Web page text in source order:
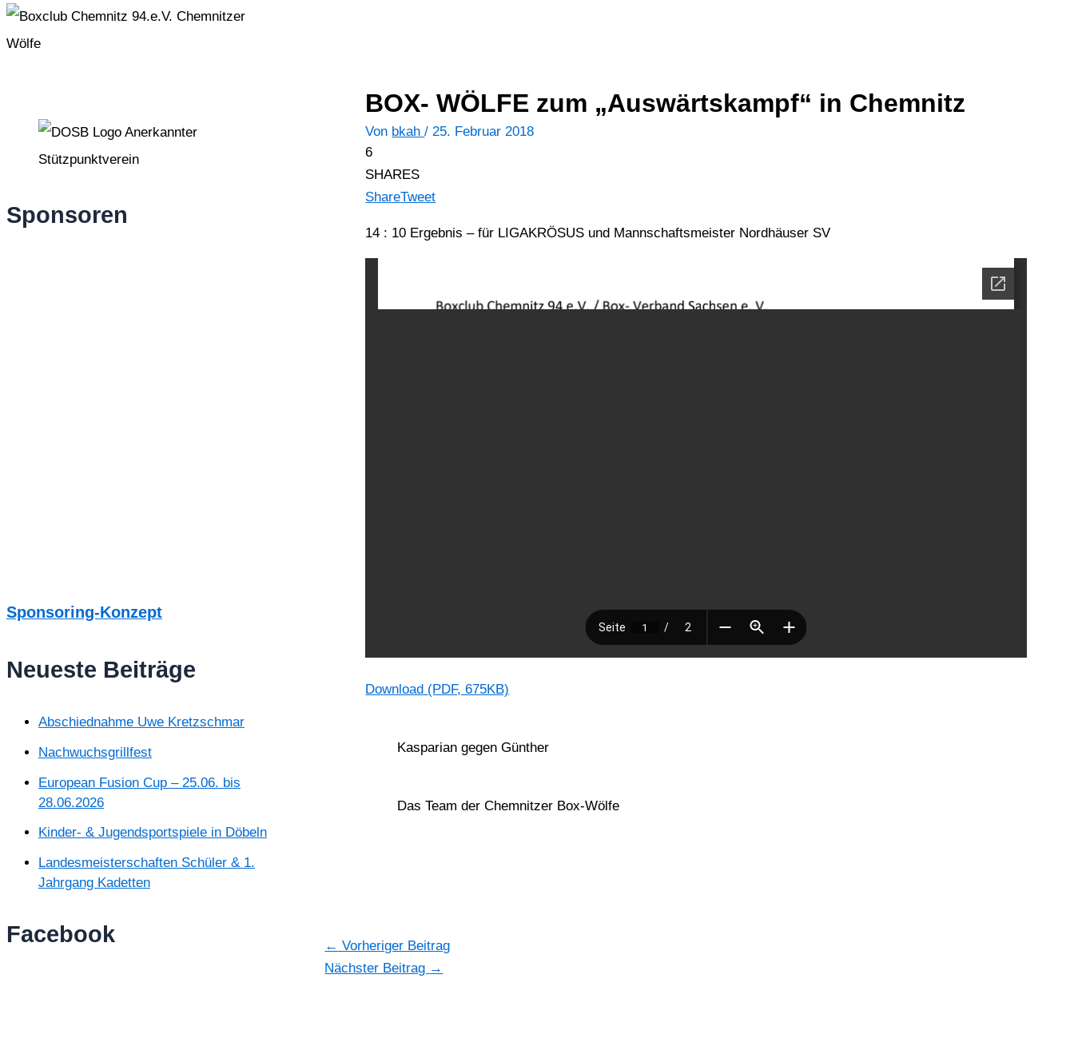
Sponsoren
Sponsoring-Konzept
Neueste Beiträge
Abschiednahme Uwe Kretzschmar
Nachwuchsgrillfest
European Fusion Cup – 25.06. bis
28.06.2026
Kinder- & Jugendsportspiele in Döbeln
Landesmeisterschaften Schüler & 1.
Jahrgang Kadetten
Facebook
BOX- WÖLFE zum „Auswärtskampf“ in Chemnitz
Von bkah/25. Februar 2018
6
SHARES
ShareTweet
14 : 10 Ergebnis – für LIGAKRÖSUS und Mannschaftsmeister Nordhäuser SV
Download (PDF, 675KB)
Kasparian gegen Günther
Das Team der Chemnitzer Box-Wölfe
← Vorheriger Beitrag
Nächster Beitrag →